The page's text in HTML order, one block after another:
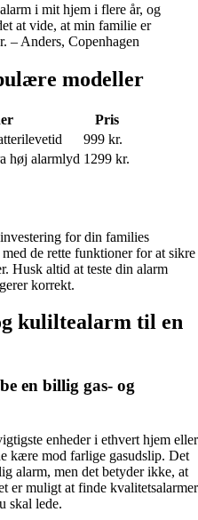
i mit hjem i flere år, og
at vide, at min familie er
– Anders, Copenhagen
modeller
Pris
999 kr.
høj alarmlyd 1299 kr.
for din families
de rette funktioner for at sikre
Husk altid at teste din alarm
korrekt.
kuliltealarm til en
en billig gas- og
enheder i ethvert hjem eller
kære mod farlige gasudslip. Det
alarm, men det betyder ikke, at
er muligt at finde kvalitetsalarmer
skal lede.